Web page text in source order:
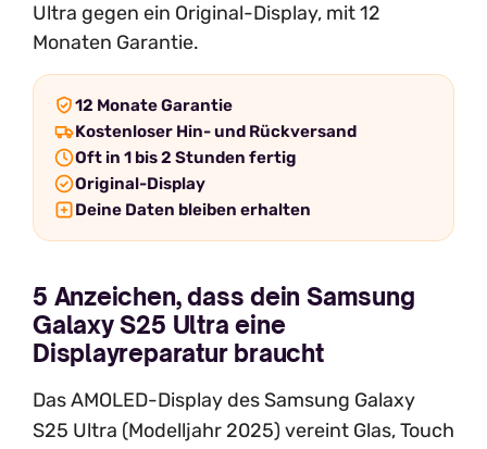
Ultra gegen ein Original-Display, mit 12
Monaten Garantie.
12 Monate Garantie
Kostenloser Hin- und Rückversand
Oft in 1 bis 2 Stunden fertig
Original-Display
Deine Daten bleiben erhalten
5 Anzeichen, dass dein Samsung
Galaxy S25 Ultra eine
Displayreparatur braucht
Das AMOLED-Display des Samsung Galaxy
S25 Ultra (Modelljahr 2025) vereint Glas, Touch